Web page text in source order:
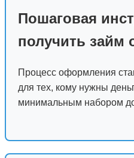
Пошаговая
получить займ
Процесс оформления
для тех, кому нужны
минимальным набором